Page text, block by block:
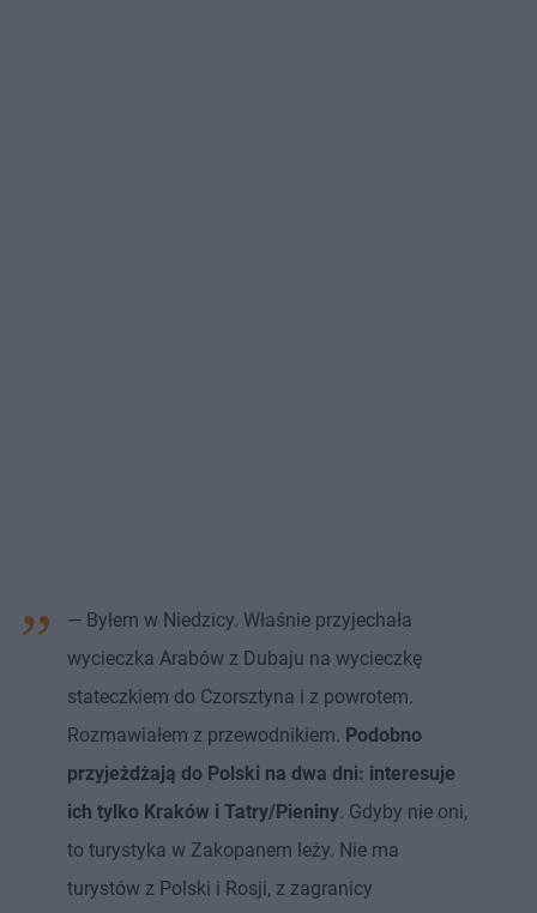
— Byłem w Niedzicy. Właśnie przyjechała
wycieczka Arabów z Dubaju na wycieczkę
stateczkiem do Czorsztyna i z powrotem.
Rozmawiałem z przewodnikiem. Podobno
przyjeżdżają do Polski na dwa dni: interesuje
ich tylko Kraków i Tatry/Pieniny. Gdyby nie oni,
to turystyka w Zakopanem leży. Nie ma
turystów z Polski i Rosji, z zagranicy